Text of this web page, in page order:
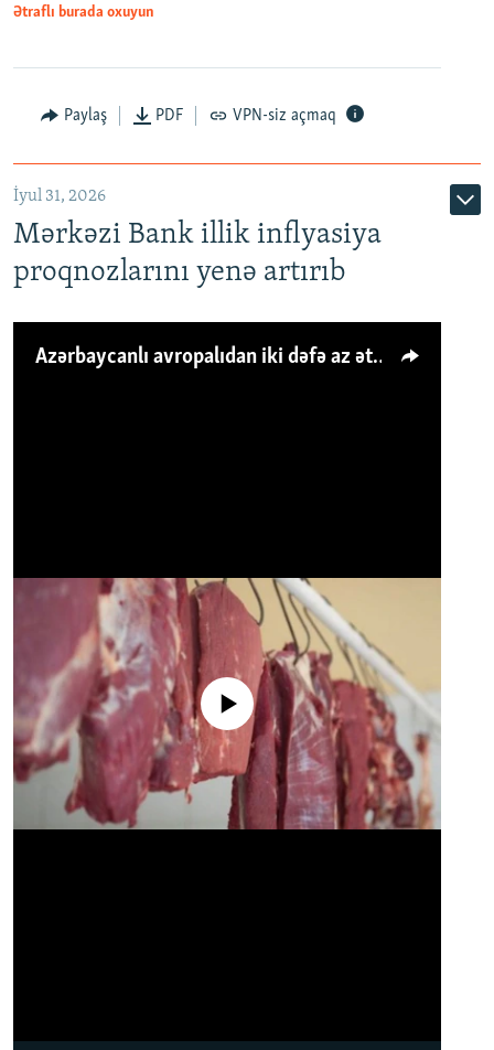
Ətraflı burada oxuyun
Paylaş PDF VPN-siz açmaq
İyul 31, 2026
Mərkəzi Bank illik inflyasiya
proqnozlarını yenə artırıb
Azərbaycanlı avropalıdan iki dəfə az ət yeyir, amma... 'Qiymət artımı qaçılmazdır'
No media source currently available